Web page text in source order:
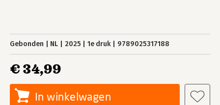
Gebonden NL 2025 1e druk 9789025317188
€ 34,99
In winkelwagen